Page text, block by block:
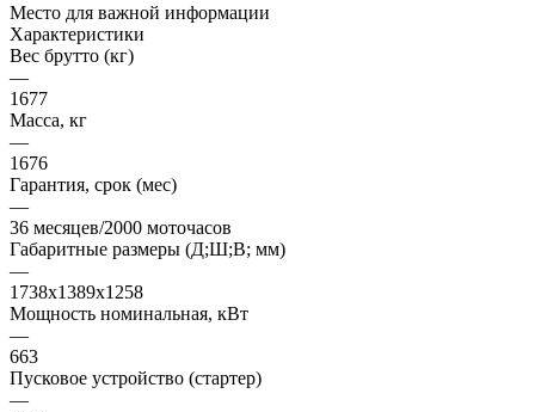
Место для важной информации
Характеристики
Вес брутто (кг)
—
1677
Масса, кг
—
1676
Гарантия, срок (мес)
—
36 месяцев/2000 моточасов
Габаритные размеры (Д;Ш;В; мм)
—
1738x1389x1258
Мощность номинальная, кВт
—
663
Пусковое устройство (стартер)
—